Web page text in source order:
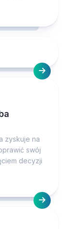
zyskuje na
swój
decyzji